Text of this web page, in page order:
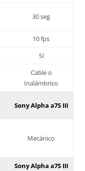
30 seg
10 fps
Sí
Cable o
Inalámbrico
Sony Alpha a7S III
Mecánico
Sony Alpha a7S III